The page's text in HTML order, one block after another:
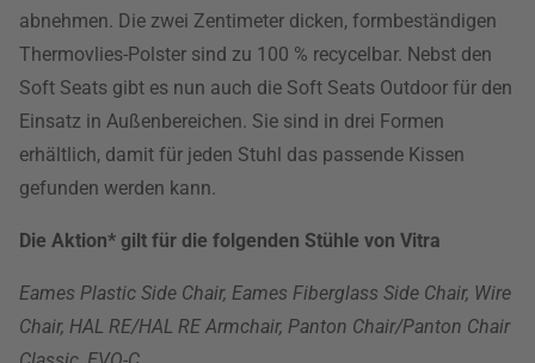
abnehmen. Die zwei Zentimeter dicken, formbeständigen
Thermovlies-Polster sind zu 100 % recycelbar. Nebst den
Soft Seats gibt es nun auch die Soft Seats Outdoor für den
Einsatz in Außenbereichen. Sie sind in drei Formen
erhältlich, damit für jeden Stuhl das passende Kissen
gefunden werden kann.
Die Aktion* gilt für die folgenden Stühle von Vitra
Eames Plastic Side Chair, Eames Fiberglass Side Chair, Wire
Chair, HAL RE/HAL RE Armchair, Panton Chair/Panton Chair